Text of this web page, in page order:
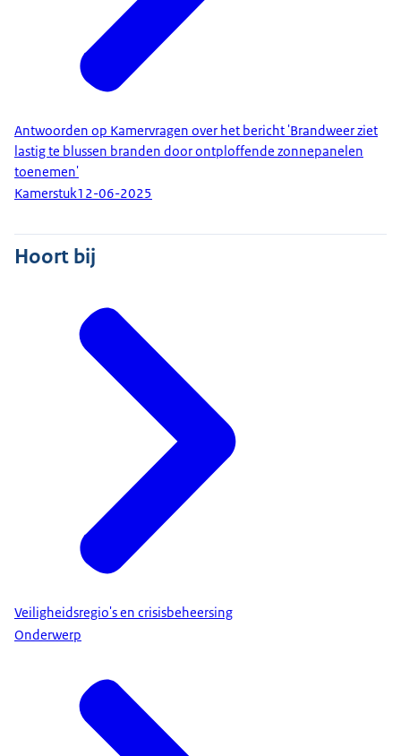
Antwoorden op Kamervragen over het bericht 'Brandweer ziet
lastig te blussen branden door ontploffende zonnepanelen
toenemen'
Kamerstuk12-06-2025
Hoort bij
Veiligheidsregio's en crisisbeheersing
Onderwerp